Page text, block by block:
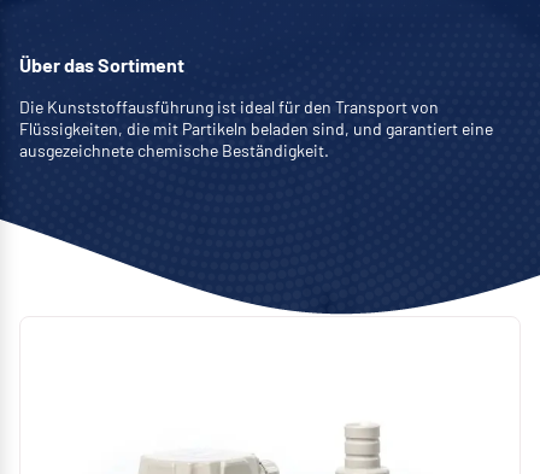
Über das Sortiment
Die Kunststoffausführung ist ideal für den Transport von
Flüssigkeiten, die mit Partikeln beladen sind, und garantiert eine
ausgezeichnete chemische Beständigkeit.